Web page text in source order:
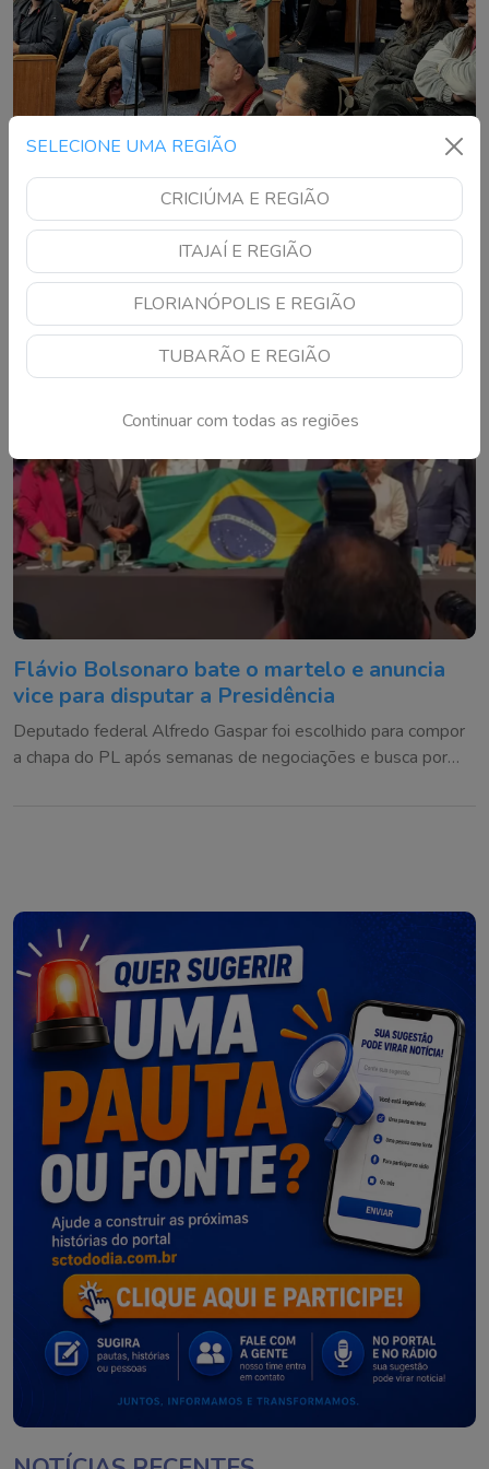
SELECIONE UMA REGIÃO
CRICIÚMA E REGIÃO
ITAJAÍ E REGIÃO
FLORIANÓPOLIS E REGIÃO
TUBARÃO E REGIÃO
Continuar com todas as regiões
Programa para construir mais de 5 mil
moradias populares é apresentado em Itajaí
Déficit habitacional no município é estimado em
aproximadamente 16 mil moradias
Flávio Bolsonaro bate o martelo e anuncia
vice para disputar a Presidência
Deputado federal Alfredo Gaspar foi escolhido para compor
a chapa do PL após semanas de negociações e busca por